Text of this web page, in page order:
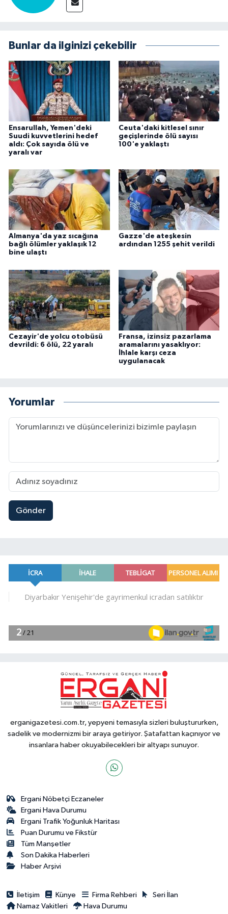
Bunlar da ilginizi çekebilir
Ensarullah, Yemen'deki
Suudi kuvvetlerini hedef
aldı: Çok sayıda ölü ve
yaralı var
Ceuta'daki kitlesel sınır
geçişlerinde ölü sayısı
100'e yaklaştı
Almanya'da yaz sıcağına
bağlı ölümler yaklaşık 12
bine ulaştı
Gazze'de ateşkesin
ardından 1255 şehit verildi
Cezayir'de yolcu otobüsü
devrildi: 6 ölü, 22 yaralı
Fransa, izinsiz pazarlama
aramalarını yasaklıyor:
İhlale karşı ceza
uygulanacak
Yorumlar
Gönder
erganigazetesi.com.tr, yepyeni temasıyla sizleri buluştururken,
sadelik ve modernizmi bir araya getiriyor. Şatafattan kaçınıyor ve
insanlara haber okuyabilecekleri bir altyapı sunuyor.
Ergani Nöbetçi Eczaneler
Ergani Hava Durumu
Ergani Trafik Yoğunluk Haritası
Puan Durumu ve Fikstür
Tüm Manşetler
Son Dakika Haberleri
Haber Arşivi
İletişim Künye Firma Rehberi
Seri İlan
Namaz Vakitleri
Hava Durumu